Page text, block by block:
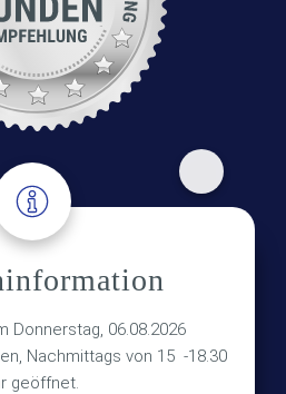
Donnerstag, 06.08.2026
Nachmittags von 15 -18.30
geöffnet.
Haberkamp GmbH
Barsinghausen